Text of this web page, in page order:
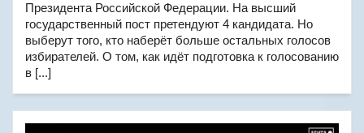
Президента Российской Федерации. На высший
государственный пост претендуют 4 кандидата. Но
выберут того, кто наберёт больше остальных голосов
избирателей. О том, как идёт подготовка к голосованию
в [...]